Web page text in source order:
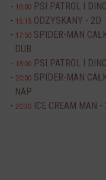
16:00 PSI PATROL I
16:15 ODZYSKANY - 2D
17:50 SPIDER-MAN
DUB
18:00 PSI PATROL I
20:00 SPIDER-MAN
NAP
20:30 ICE CREAM MAN